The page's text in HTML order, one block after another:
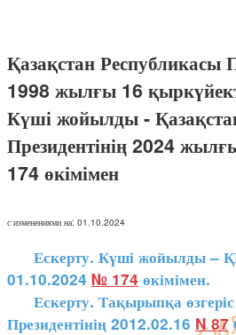
Қазақстан Республикасы
1998 жылғы 16
Күші жойылды -
Президентінің 2024
174 өкімімен
с изменениями на: 01.10.2024
Ескерту. Күші жойылды – ҚР
01.10.2024 № 174 өкімімен.
Ескерту. Тақырыпқа өзгеріс
Президентінің 2012.02.16 N 87